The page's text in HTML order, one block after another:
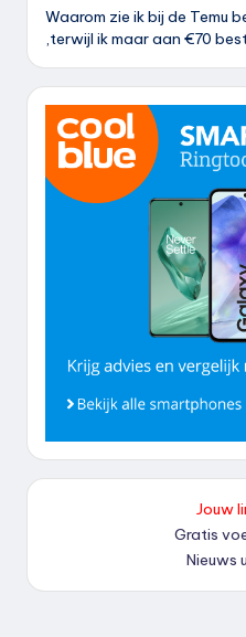
Waarom zie ik bij de Temu
,terwijl ik maar aan €70
Jouw
Gratis
Nieuws